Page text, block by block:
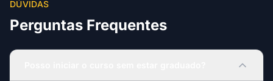
DÚVIDAS
Perguntas Frequentes